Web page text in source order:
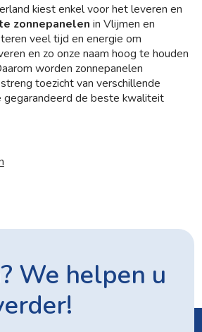
kiest enkel voor het leveren en
zonnepanelen in Vlijmen en
veel tijd en energie om
en zo onze naam hoog te houden
worden zonnepanelen
toezicht van verschillende
de beste kwaliteit
We helpen u